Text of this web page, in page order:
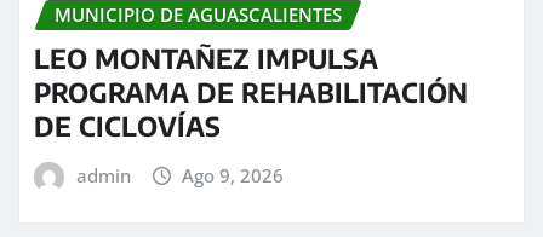
MUNICIPIO DE AGUASCALIENTES
LEO MONTAÑEZ IMPULSA
PROGRAMA DE REHABILITACIÓN
DE CICLOVÍAS
admin Ago 9, 2026